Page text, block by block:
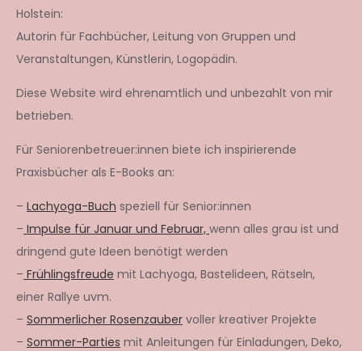
Holstein:
Autorin für Fachbücher, Leitung von Gruppen und
Veranstaltungen, Künstlerin, Logopädin.
Diese Website wird ehrenamtlich und unbezahlt von mir
betrieben.
Für Seniorenbetreuer:innen biete ich inspirierende
Praxisbücher als E-Books an:
– Lachyoga-Buch speziell für Senior:innen
– Impulse für Januar und Februar, wenn alles grau ist und
dringend gute Ideen benötigt werden
– Frühlingsfreude mit Lachyoga, Bastelideen, Rätseln,
einer Rallye uvm.
– Sommerlicher Rosenzauber voller kreativer Projekte
– Sommer-Parties mit Anleitungen für Einladungen, Deko,